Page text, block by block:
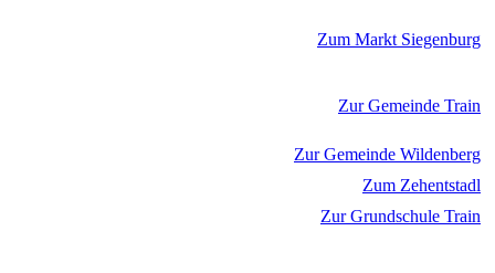
Zum Markt Siegenburg
Zur Gemeinde Train
Zur Gemeinde Wildenberg
Zum Zehentstadl
Zur Grundschule Train